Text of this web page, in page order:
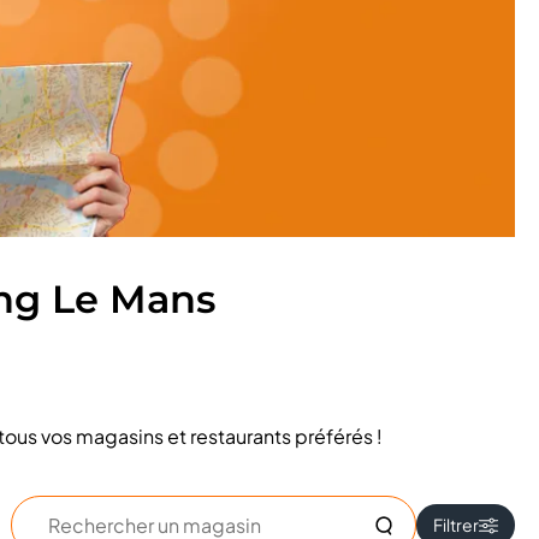
Le Mans
vos magasins et restaurants préférés !
Rechercher
Filtrer